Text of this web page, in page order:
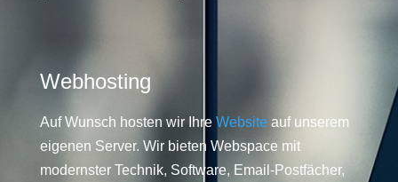
Webhosting
Auf Wunsch hosten wir Ihre Website auf unserem
eigenen Server. Wir bieten Webspace mit
modernster Technik, Software, Email-Postfächer,